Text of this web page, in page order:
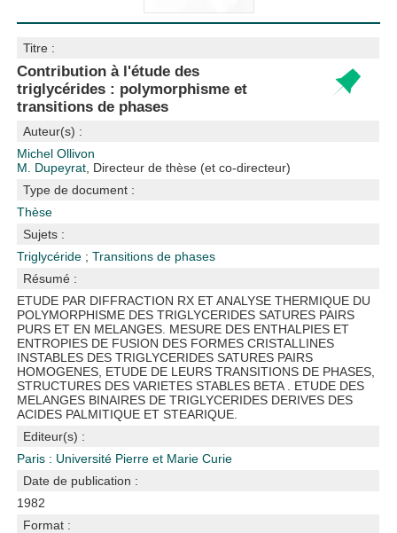
Titre :
Contribution à l'étude des
triglycérides : polymorphisme et
transitions de phases
Auteur(s) :
Michel Ollivon
M. Dupeyrat , Directeur de thèse (et co-directeur)
Type de document :
Thèse
Sujets :
Triglycéride ;Transitions de phases
Résumé :
ETUDE PAR DIFFRACTION RX ET ANALYSE THERMIQUE DU
POLYMORPHISME DES TRIGLYCERIDES SATURES PAIRS
PURS ET EN MELANGES. MESURE DES ENTHALPIES ET
ENTROPIES DE FUSION DES FORMES CRISTALLINES
INSTABLES DES TRIGLYCERIDES SATURES PAIRS
HOMOGENES, ETUDE DE LEURS TRANSITIONS DE PHASES,
STRUCTURES DES VARIETES STABLES BETA . ETUDE DES
MELANGES BINAIRES DE TRIGLYCERIDES DERIVES DES
ACIDES PALMITIQUE ET STEARIQUE.
Editeur(s) :
Paris : Université Pierre et Marie Curie
Date de publication :
1982
Format :